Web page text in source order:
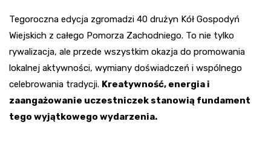
Tegoroczna edycja zgromadzi 40 drużyn Kół Gospodyń
Wiejskich z całego Pomorza Zachodniego. To nie tylko
rywalizacja, ale przede wszystkim okazja do promowania
lokalnej aktywności, wymiany doświadczeń i wspólnego
celebrowania tradycji. Kreatywność, energia i
zaangażowanie uczestniczek stanowią fundament
tego wyjątkowego wydarzenia.